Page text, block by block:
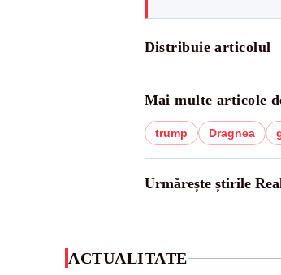
Distribuie articolul
Mai multe articole
trump Dragnea
Urmărește știrile
ACTUALITATE